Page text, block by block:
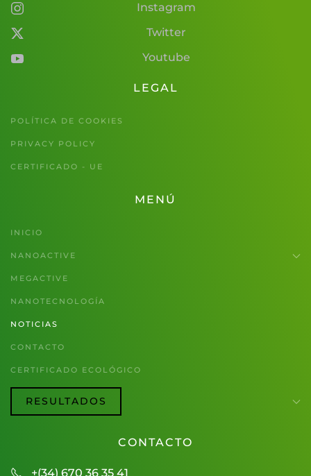
Instagram
Twitter
Youtube
LEGAL
POLÍTICA DE COOKIES
PRIVACY POLICY
CERTIFICADO - UE
MENÚ
INICIO
NANOACTIVE
MEGACTIVE
NANOTECNOLOGÍA
NOTICIAS
CONTACTO
CERTIFICADO ECOLÓGICO
RESULTADOS
CONTACTO
+(34) 670 36 35 41